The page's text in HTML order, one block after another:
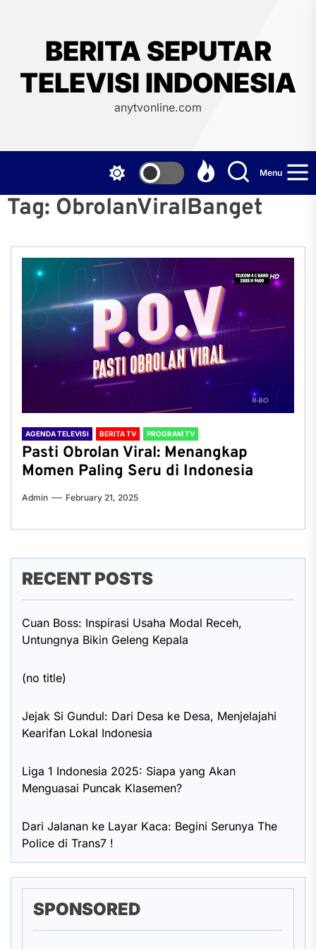
BERITA SEPUTAR
TELEVISI INDONESIA
anytvonline.com
Menu
Tag: ObrolanViralBanget
AGENDA TELEVISI BERITA TV PROGRAM TV
Pasti Obrolan Viral: Menangkap
Momen Paling Seru di Indonesia
Admin February 21, 2025
RECENT POSTS
Cuan Boss: Inspirasi Usaha Modal Receh,
Untungnya Bikin Geleng Kepala
(no title)
Jejak Si Gundul: Dari Desa ke Desa, Menjelajahi
Kearifan Lokal Indonesia
Liga 1 Indonesia 2025: Siapa yang Akan
Menguasai Puncak Klasemen?
Dari Jalanan ke Layar Kaca: Begini Serunya The
Police di Trans7 !
SPONSORED